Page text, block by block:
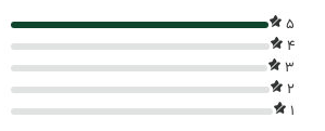
5
4
3
2
1